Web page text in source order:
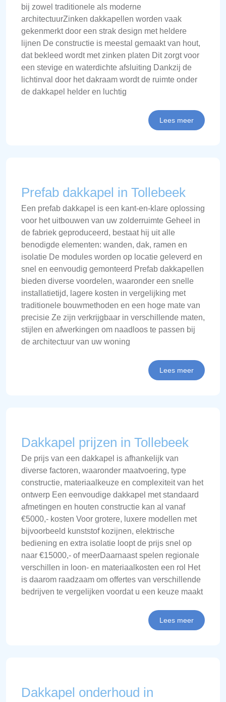
bij zowel traditionele als moderne
architectuurZinken dakkapellen worden vaak
gekenmerkt door een strak design met heldere
lijnen De constructie is meestal gemaakt van hout,
dat bekleed wordt met zinken platen Dit zorgt voor
een stevige en waterdichte afsluiting Dankzij de
lichtinval door het dakraam wordt de ruimte onder
de dakkapel helder en luchtig
Lees meer
Prefab dakkapel in Tollebeek
Een prefab dakkapel is een kant-en-klare oplossing
voor het uitbouwen van uw zolderruimte Geheel in
de fabriek geproduceerd, bestaat hij uit alle
benodigde elementen: wanden, dak, ramen en
isolatie De modules worden op locatie geleverd en
snel en eenvoudig gemonteerd Prefab dakkapellen
bieden diverse voordelen, waaronder een snelle
installatietijd, lagere kosten in vergelijking met
traditionele bouwmethoden en een hoge mate van
precisie Ze zijn verkrijgbaar in verschillende maten,
stijlen en afwerkingen om naadloos te passen bij
de architectuur van uw woning
Lees meer
Dakkapel prijzen in Tollebeek
De prijs van een dakkapel is afhankelijk van
diverse factoren, waaronder maatvoering, type
constructie, materiaalkeuze en complexiteit van het
ontwerp Een eenvoudige dakkapel met standaard
afmetingen en houten constructie kan al vanaf
€5000,- kosten Voor grotere, luxere modellen met
bijvoorbeeld kunststof kozijnen, elektrische
bediening en extra isolatie loopt de prijs snel op
naar €15000,- of meerDaarnaast spelen regionale
verschillen in loon- en materiaalkosten een rol Het
is daarom raadzaam om offertes van verschillende
bedrijven te vergelijken voordat u een keuze maakt
Lees meer
Dakkapel onderhoud in